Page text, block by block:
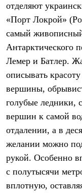
Куртки
Брюки
Жилеты
Термобелье
Теплое термобелье
Среднее термобелье
Легкое термобелье
Лёгкая одежда
Футболки
Рубашки
Толстовки
Брюки
Женская одежда
Утепленная пухом
Брюки
Жилеты
Утепленная
отделяют
«Порт Локрой»
самый
Антарктического
Лемер и Батлер.
описывать
вершины,
голубые ледники,
вершин к самой
отдалении, а в
желании можно
рукой. Особенно
с полутысячи
вплотную,